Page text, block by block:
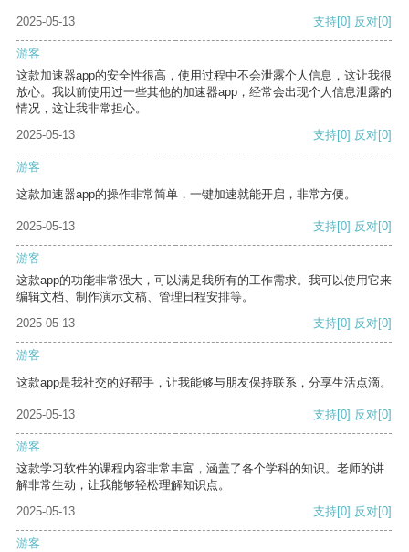
2025-05-13 支持[0] 反对[0]
游客
这款加速器app的安全性很高，使用过程中不会泄露个人信息，这让我很
放心。我以前使用过一些其他的加速器app，经常会出现个人信息泄露的
情况，这让我非常担心。
2025-05-13
支持[0] 反对[0]
游客
这款加速器app的操作非常简单，一键加速就能开启，非常方便。
2025-05-13 支持[0] 反对[0]
游客
这款app的功能非常强大，可以满足我所有的工作需求。我可以使用它来
编辑文档、制作演示文稿、管理日程安排等。
2025-05-13
支持[0] 反对[0]
游客
这款app是我社交的好帮手，让我能够与朋友保持联系，分享生活点滴。
2025-05-13 支持[0] 反对[0]
游客
这款学习软件的课程内容非常丰富，涵盖了各个学科的知识。老师的讲
解非常生动，让我能够轻松理解知识点。
2025-05-13
支持[0] 反对[0]
游客